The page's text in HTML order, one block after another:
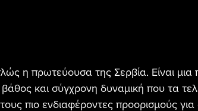
η πρωτεύουσα της Σερβία. Είναι
και σύγχρονη δυναμική που τα
πιο ενδιαφέροντες προορισμούς